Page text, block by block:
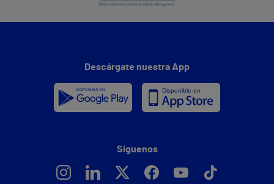
Descárgate nuestra App
Síguenos